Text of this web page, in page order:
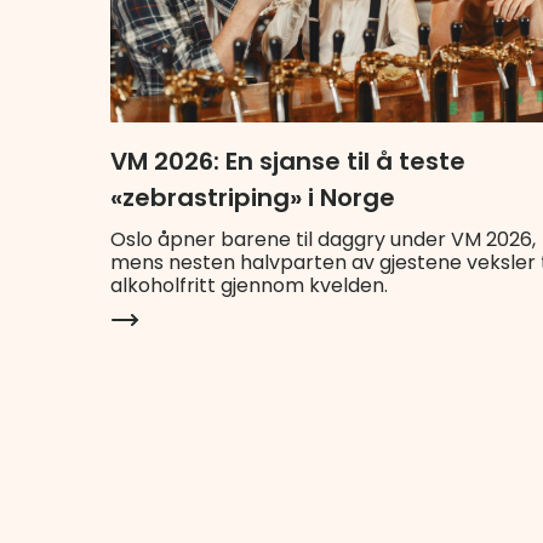
VM 2026: En sjanse til å teste
«zebrastriping» i Norge
Oslo åpner barene til daggry under VM 2026,
mens nesten halvparten av gjestene veksler
alkoholfritt gjennom kvelden.